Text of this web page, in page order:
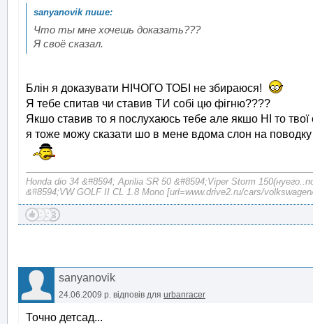
Что ты мне хочешь доказать???
Я своё сказал.
Блін я доказувати НІЧОГО ТОБІ не збираюся!
Я тебе спитав чи ставив ТИ собі цю фігню????
Якшо ставив то я послухаюсь тебе але якшо НІ то
я тоже можу сказати шо в мене вдома слон на поводку
Honda dio 34 &#8594; Aprilia SR 50 &#8594;Viper Storm
&#8594;VW GOLF II CL 1.8 Mono [url=www.drive2.ru/cars/
sanyanovik
24.06.2009 р. відповів для urbanracer
Точно детсад...